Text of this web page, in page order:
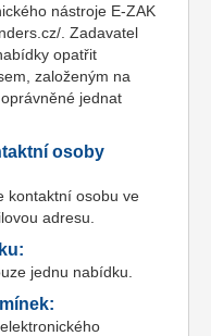
nástroje E-ZAK
. Zadavatel
opatřit
založeným na
jednat
osoby
kontaktní osobu ve
adresu.
jednu nabídku.